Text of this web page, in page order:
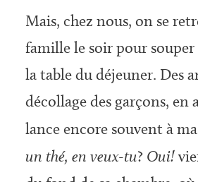
Mais, chez nous, on se
famille le soir pour
la table du déjeuner. Des
décollage des garçons, en
lance encore souvent à
un thé, en veux-tu? Oui!